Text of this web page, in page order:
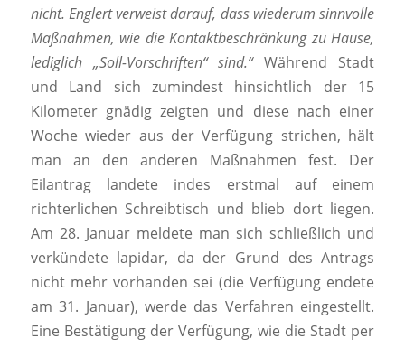
nicht. Englert verweist darauf, dass wiederum sinnvolle
Maßnahmen, wie die Kontaktbeschränkung zu Hause,
lediglich „Soll-Vorschriften“ sind.“Während Stadt
und Land sich zumindest hinsichtlich der 15
Kilometer gnädig zeigten und diese nach einer
Woche wieder aus der Verfügung strichen, hält
man an den anderen Maßnahmen fest. Der
Eilantrag landete indes erstmal auf einem
richterlichen Schreibtisch und blieb dort liegen.
Am 28. Januar meldete man sich schließlich und
verkündete lapidar, da der Grund des Antrags
nicht mehr vorhanden sei (die Verfügung endete
am 31. Januar), werde das Verfahren eingestellt.
Eine Bestätigung der Verfügung, wie die Stadt per